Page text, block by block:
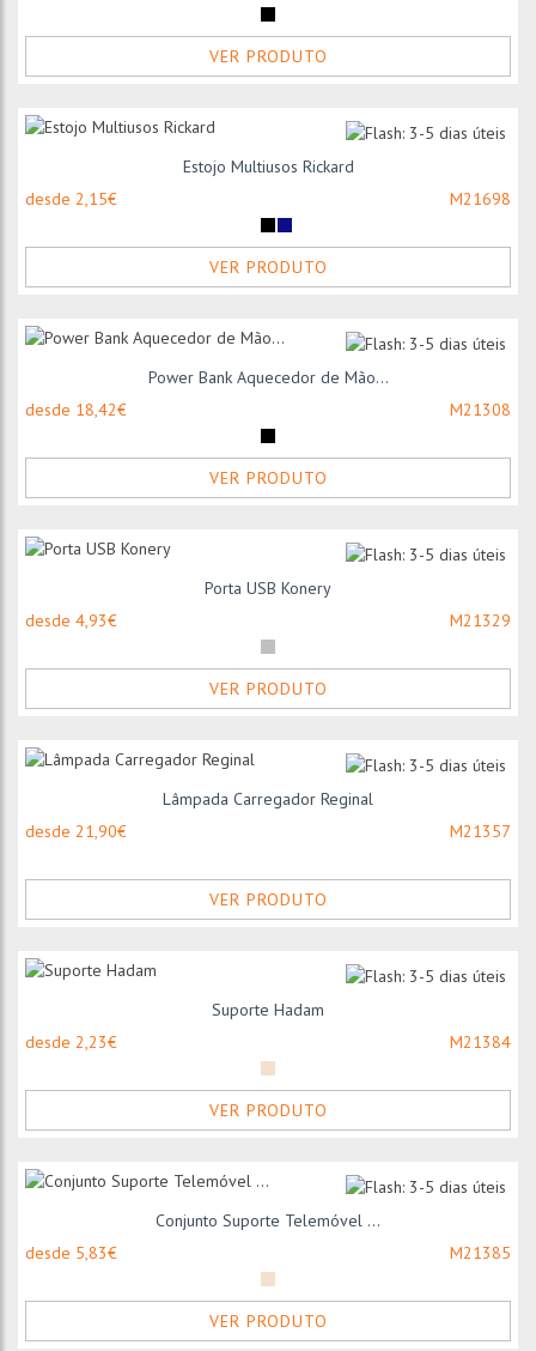
VER PRODUTO
Estojo Multiusos Rickard
desde 2,15€
M21698
VER PRODUTO
Power Bank Aquecedor de Mão...
desde 18,42€
M21308
VER PRODUTO
Porta USB Konery
desde 4,93€
M21329
VER PRODUTO
Lâmpada Carregador Reginal
desde 21,90€
M21357
VER PRODUTO
Suporte Hadam
desde 2,23€
M21384
VER PRODUTO
Conjunto Suporte Telemóvel ...
desde 5,83€
M21385
VER PRODUTO